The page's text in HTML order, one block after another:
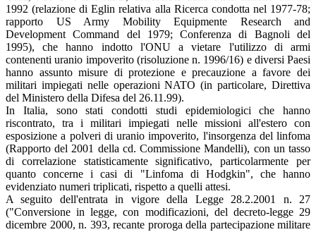
1992 (relazione di Eglin relativa alla Ricerca condotta nel 1977-78;
rapporto US Army Mobility Equipmente Research and
Development Command del 1979; Conferenza di Bagnoli del
1995), che hanno indotto l'ONU a vietare l'utilizzo di armi
contenenti uranio impoverito (risoluzione n. 1996/16) e diversi Paesi
hanno assunto misure di protezione e precauzione a favore dei
militari impiegati nelle operazioni NATO (in particolare, Direttiva
del Ministero della Difesa del 26.11.99).
In Italia, sono stati condotti studi epidemiologici che hanno
riscontrato, tra i militari impiegati nelle missioni all'estero con
esposizione a polveri di uranio impoverito, l'insorgenza del linfoma
(Rapporto del 2001 della cd. Commissione Mandelli), con un tasso
di correlazione statisticamente significativo, particolarmente per
quanto concerne i casi di "Linfoma di Hodgkin", che hanno
evidenziato numeri triplicati, rispetto a quelli attesi.
A seguito dell'entrata in vigore della Legge 28.2.2001 n. 27
("Conversione in legge, con modificazioni, del decreto-legge 29
dicembre 2000, n. 393, recante proroga della partecipazione militare